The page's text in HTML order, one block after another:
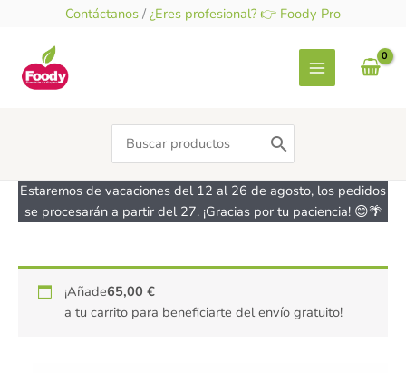
contenido
Contáctanos / ¿Eres profesional? 👉 Foody Pro
Search
for:
Estaremos de vacaciones del 12 al 26 de agosto, los pedidos
se procesarán a partir del 27. ¡Gracias por tu paciencia! 😊🌴
¡Añade65,00€
a tu carrito para beneficiarte del envío gratuito!
Mangas
desechables